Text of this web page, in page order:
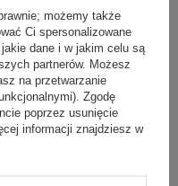
Powrót do Cosipedii
możemy także
Ci spersonalizowane
dane i w jakim celu są
partnerów. Możesz
na przetwarzanie
Zgodę
poprzez usunięcie
informacji znajdziesz w